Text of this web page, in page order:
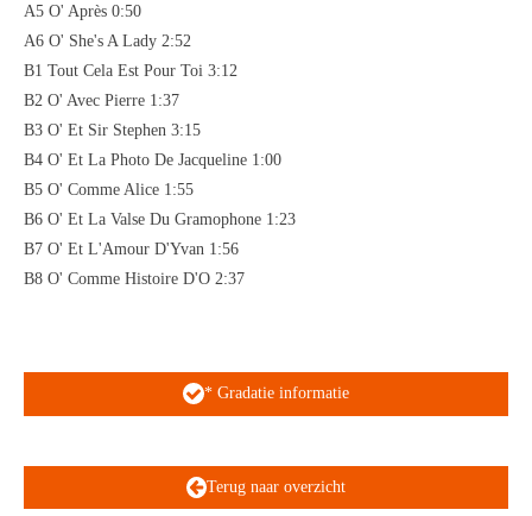
A5 O' Après 0:50
A6 O' She's A Lady 2:52
B1 Tout Cela Est Pour Toi 3:12
B2 O' Avec Pierre 1:37
B3 O' Et Sir Stephen 3:15
B4 O' Et La Photo De Jacqueline 1:00
B5 O' Comme Alice 1:55
B6 O' Et La Valse Du Gramophone 1:23
B7 O' Et L'Amour D'Yvan 1:56
B8 O' Comme Histoire D'O 2:37
* Gradatie informatie
Terug naar overzicht